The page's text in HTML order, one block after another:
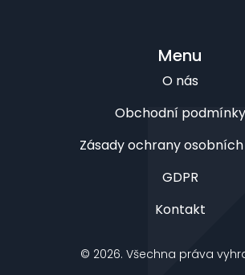
Menu
O nás
Obchodní podmínky
Zásady ochrany osobních
GDPR
Kontakt
© 2026. Všechna práva